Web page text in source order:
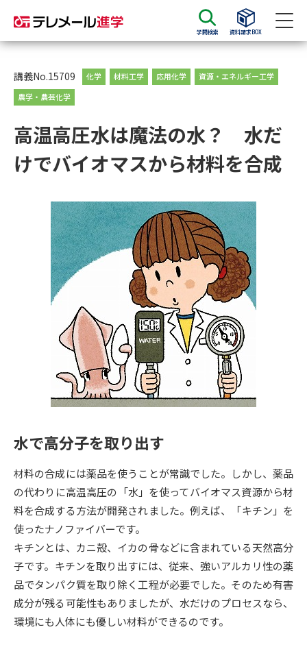
学問検索 資料請求BOX
資料請求 資料検索
大学・短大の資料種類から請求
大学パンフ 学部・学科パンフ
集要項＆願書
募集要項＆願書
過去問題集
大学・短大以外の資料から請求
専門学校の資料請求 大学院の資料請求
留学・進学関連、塾・予備校
大学入学共通テスト「受験案
内」の請求
大学入学共通テスト「受験上の
配慮案内」の請求
高等学校卒業程度認定試験
高等学校（情報）教員資格認定
大学研究 大学検索
大学で学べる内容や特徴を調べる
新増設大学・学部・学科特集
国際・グローバルに強い大学特
集
講義No.15709 化学 材料工学 応用化学
資源・エネルギー工学
農学・農芸化学
高温高圧水は魔法の水？ 水だ
けでバイオマスから材料を合成
水で高分子を取り出す
材料の合成には薬品を使うことが常識でした。しかし、薬品
の代わりに高温高圧の「水」を使ってバイオマス資源から材
料を合成する方法が開発されました。例えば、「キチン」を
使ったナノファイバーです。
キチンとは、カニ殻、イカの骨などに含まれている天然高分
子です。キチンを取り出すには、従来、強いアルカリ性の薬
品でタンパク質を取り除く工程が必要でした。そのため有害
成分が残る可能性もありましたが、水だけのプロセスなら、
環境にも人体にも優しい材料ができるのです。